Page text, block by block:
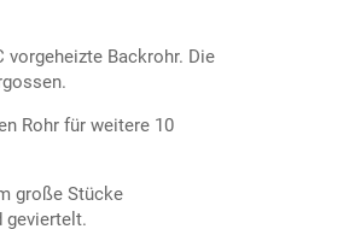
vorgeheizte Backrohr. Die
Rohr für weitere 10
große Stücke
geviertelt.